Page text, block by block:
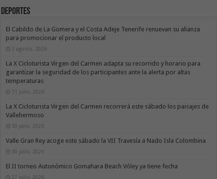
Deportes
El Cabildo de La Gomera y el Costa Adeje Tenerife renuevan su alianza
para promocionar el producto local
3 agosto, 2026
La X Cicloturista Virgen del Carmen adapta su recorrido y horario para
garantizar la seguridad de los participantes ante la alerta por altas
temperaturas
31 julio, 2026
La X Cicloturista Virgen del Carmen recorrerá este sábado los paisajes de
Vallehermoso
30 julio, 2026
Valle Gran Rey acoge este sábado la VII Travesía a Nado Isla Colombina
30 julio, 2026
El II torneo Autonómico Gomahara Beach Vóley ya tiene fecha
27 julio, 2026